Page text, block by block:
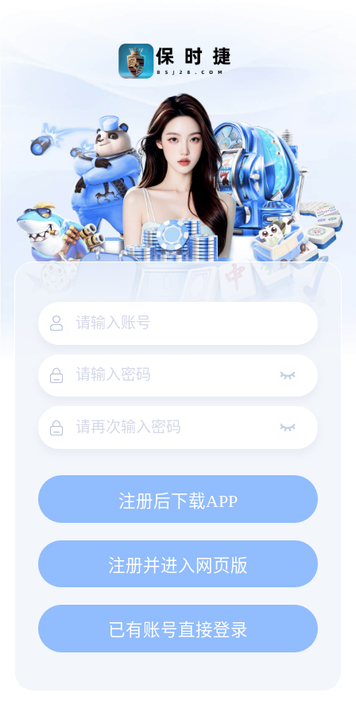
注册后下载APP
注册并进入网页版
已有账号直接登录